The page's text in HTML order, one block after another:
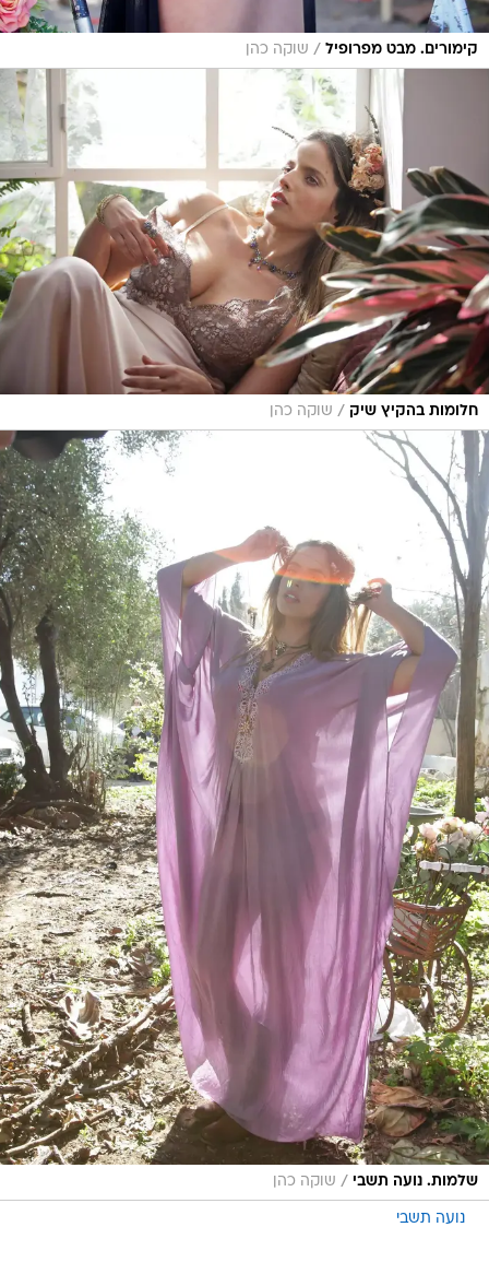
קימורים. מבט מפרופיל / שוקה כהן
חלומות בהקיץ שיק / שוקה כהן
שלמות. נועה תשבי / שוקה כהן
נועה תשבי